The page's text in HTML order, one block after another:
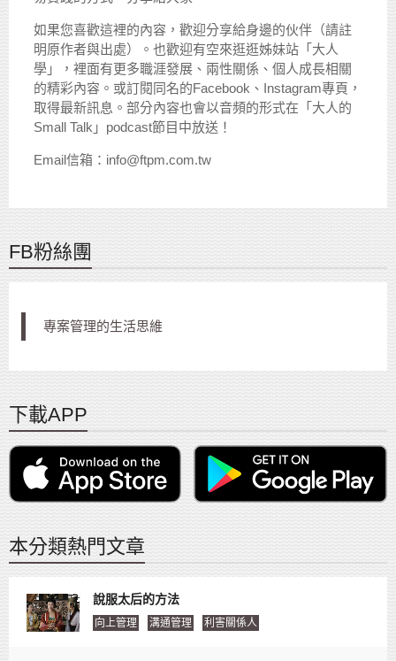
如果您喜歡這裡的內容，歡迎分享給身邊的伙伴（請註
明原作者與出處）。也歡迎有空來逛逛姊妹站「大人
學」，裡面有更多職涯發展、兩性關係、個人成長相關
的精彩內容。或訂閱同名的Facebook、Instagram專頁，
取得最新訊息。部分內容也會以音頻的形式在「大人的
Small Talk」podcast節目中放送！
Email信箱：info@ftpm.com.tw
FB粉絲團
專案管理的生活思維
下載APP
本分類熱門文章
說服太后的方法
向上管理 溝通管理 利害關係人